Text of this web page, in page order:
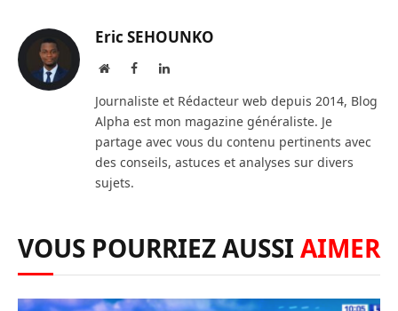
Eric SEHOUNKO
WebsiteFacebookLinkedIn
Journaliste et Rédacteur web depuis 2014, Blog
Alpha est mon magazine généraliste. Je
partage avec vous du contenu pertinents avec
des conseils, astuces et analyses sur divers
sujets.
VOUS POURRIEZ AUSSI AIMER